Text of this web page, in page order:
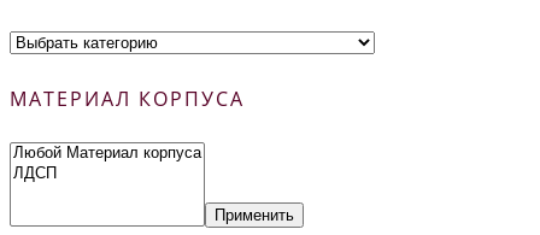
МАТЕРИАЛ КОРПУСА
Применить